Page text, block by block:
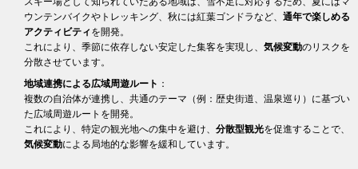
ウンテンバイクやトレッキング、秋には紅葉ゴンドラなど、 通年で楽しめる
アクティビティ を開発。
これにより、季節に依存しない安定した集客を実現し、 気候変動のリスクを
分散させています。
地域連携による広域周遊ルート ：
複数の自治体が連携し、共通のテーマ（例：歴史街道、温泉巡り）に基づい
た広域周遊ルートを開発。
これにより、特定の観光地への集中を避け、 分散型観光を促進することで、
気候変動による局地的な影響を緩和しています。